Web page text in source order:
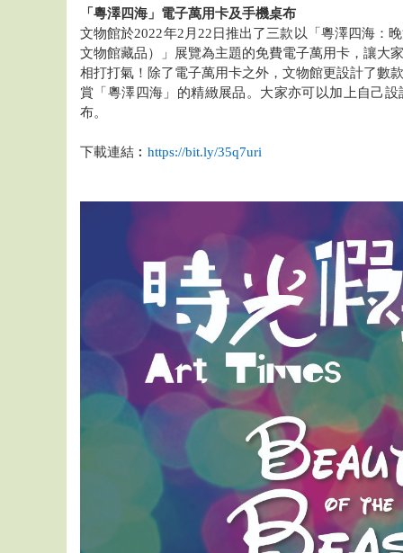
「粵澤四海」電子萬用卡及手機桌布
文物館於2022年2月22日推出了三款以「粵澤四海：
文物館藏品）」展覽為主題的免費電子萬用卡，讓大
相打打氣！除了電子萬用卡之外，文物館更設計了數
賞「粵澤四海」的精緻展品。大家亦可以加上自己
布。
下載連結︰ https://bit.ly/35q7uri